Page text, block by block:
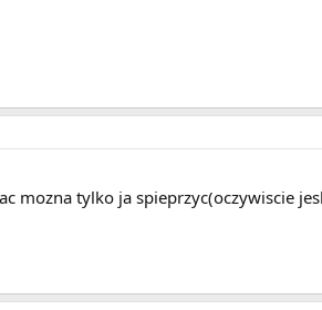
mozna tylko ja spieprzyc(oczywiscie